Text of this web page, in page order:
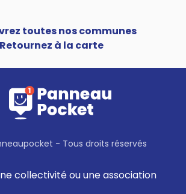
toutes nos communes
Retournez à la carte
- Tous droits réservés
collectivité ou une association